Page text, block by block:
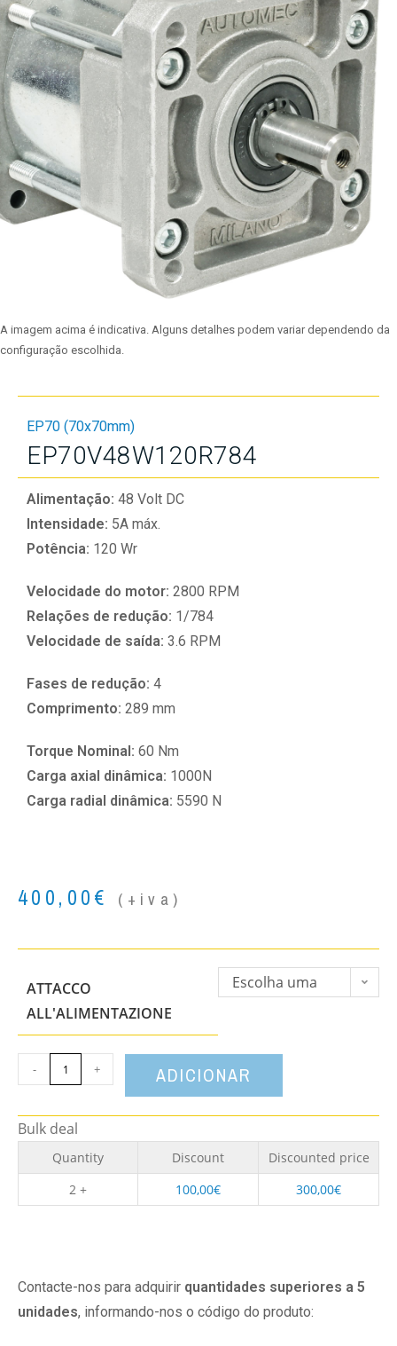
A imagem acima é indicativa. Alguns detalhes podem variar dependendo da
configuração escolhida.
EP70 (70x70mm)
EP70V48W120R784
Alimentação: 48 Volt DC
Intensidade: 5A máx.
Potência: 120 Wr
Velocidade do motor: 2800 RPM
Relações de redução: 1/784
Velocidade de saída: 3.6 RPM
Fases de redução: 4
Comprimento: 289 mm
Torque Nominal: 60 Nm
Carga axial dinâmica: 1000N
Carga radial dinâmica: 5590 N
400,00€ (+iva)
ATTACCO
ALL'ALIMENTAZIONE
Escolha uma
- + ADICIONAR
Bulk deal
Quantity Discount
Discounted price
2 +
100,00€ 300,00€
Contacte-nos para adquirir quantidades superiores a 5
unidades, informando-nos o código do produto: